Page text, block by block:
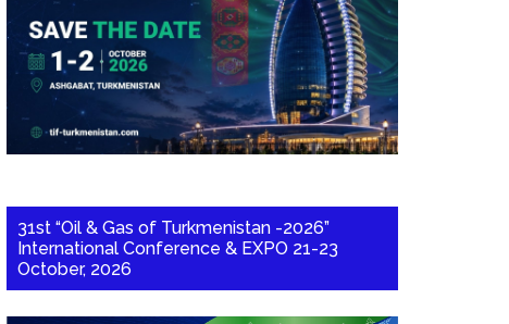
31st “Oil & Gas of Turkmenistan -2026”
International Conference & EXPO 21-23
October, 2026